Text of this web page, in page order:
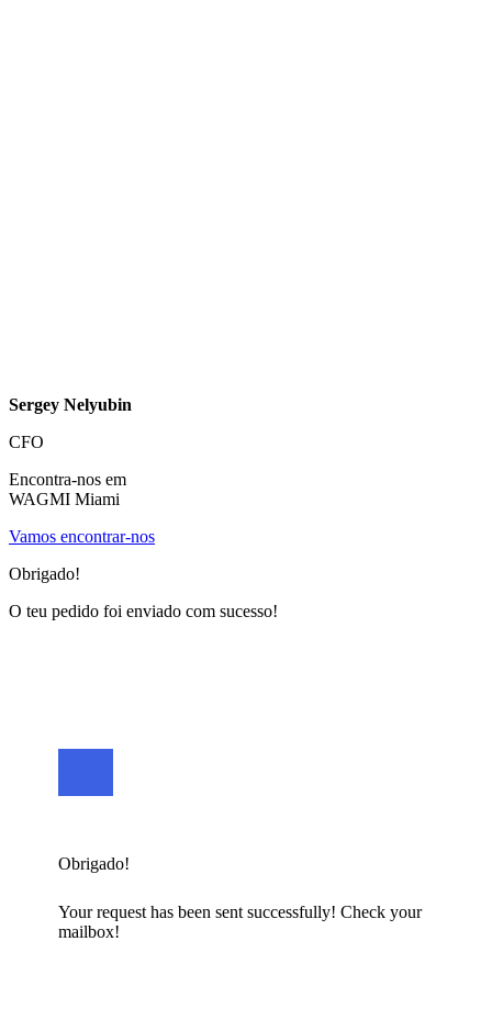
Sergey Nelyubin
CFO
Encontra-nos em
WAGMI Miami
Vamos encontrar-nos
Obrigado!
O teu pedido foi enviado com sucesso!
Obrigado!
Your request has been sent successfully! Check your
mailbox!